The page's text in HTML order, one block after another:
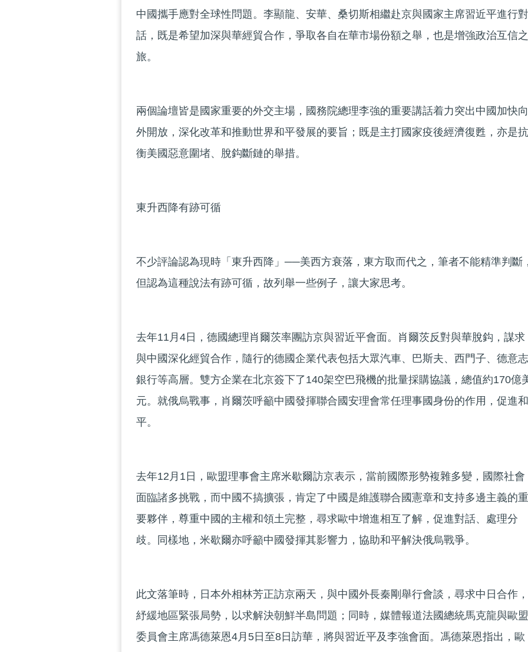
中國攜手應對全球性問題。李顯龍、安華、桑切斯相繼赴京與國家主席習近平進行對
話，既是希望加深與華經貿合作，爭取各自在華市場份額之舉，也是增強政治互信之
旅。
兩個論壇皆是國家重要的外交主場，國務院總理李強的重要講話着力突出中國加快向
外開放，深化改革和推動世界和平發展的要旨；既是主打國家疫後經濟復甦，亦是抗
衡美國惡意圍堵、脫鈎斷鏈的舉措。
東升西降有跡可循
不少評論認為現時「東升西降」──美西方衰落，東方取而代之，筆者不能精準判斷，
但認為這種說法有跡可循，故列舉一些例子，讓大家思考。
去年11月4日，德國總理肖爾茨率團訪京與習近平會面。肖爾茨反對與華脫鈎，謀求
與中國深化經貿合作，隨行的德國企業代表包括大眾汽車、巴斯夫、西門子、德意志
銀行等高層。雙方企業在北京簽下了140架空巴飛機的批量採購協議，總值約170億
元。就俄烏戰事，肖爾茨呼籲中國發揮聯合國安理會常任理事國身份的作用，促進和
平。
去年12月1日，歐盟理事會主席米歇爾訪京表示，當前國際形勢複雜多變，國際社會
面臨諸多挑戰，而中國不搞擴張，肯定了中國是維護聯合國憲章和支持多邊主義的重
要夥伴，尊重中國的主權和領土完整，尋求歐中增進相互了解，促進對話、處理分
歧。同樣地，米歇爾亦呼籲中國發揮其影響力，協助和平解決俄烏戰爭。
此文落筆時，日本外相林芳正訪京兩天，與中國外長秦剛舉行會談，尋求中日合作，
紓緩地區緊張局勢，以求解決朝鮮半島問題；同時，媒體報道法國總統馬克龍與歐盟
委員會主席馮德萊恩4月5日至8日訪華，將與習近平及李強會面。馮德萊恩指出，歐